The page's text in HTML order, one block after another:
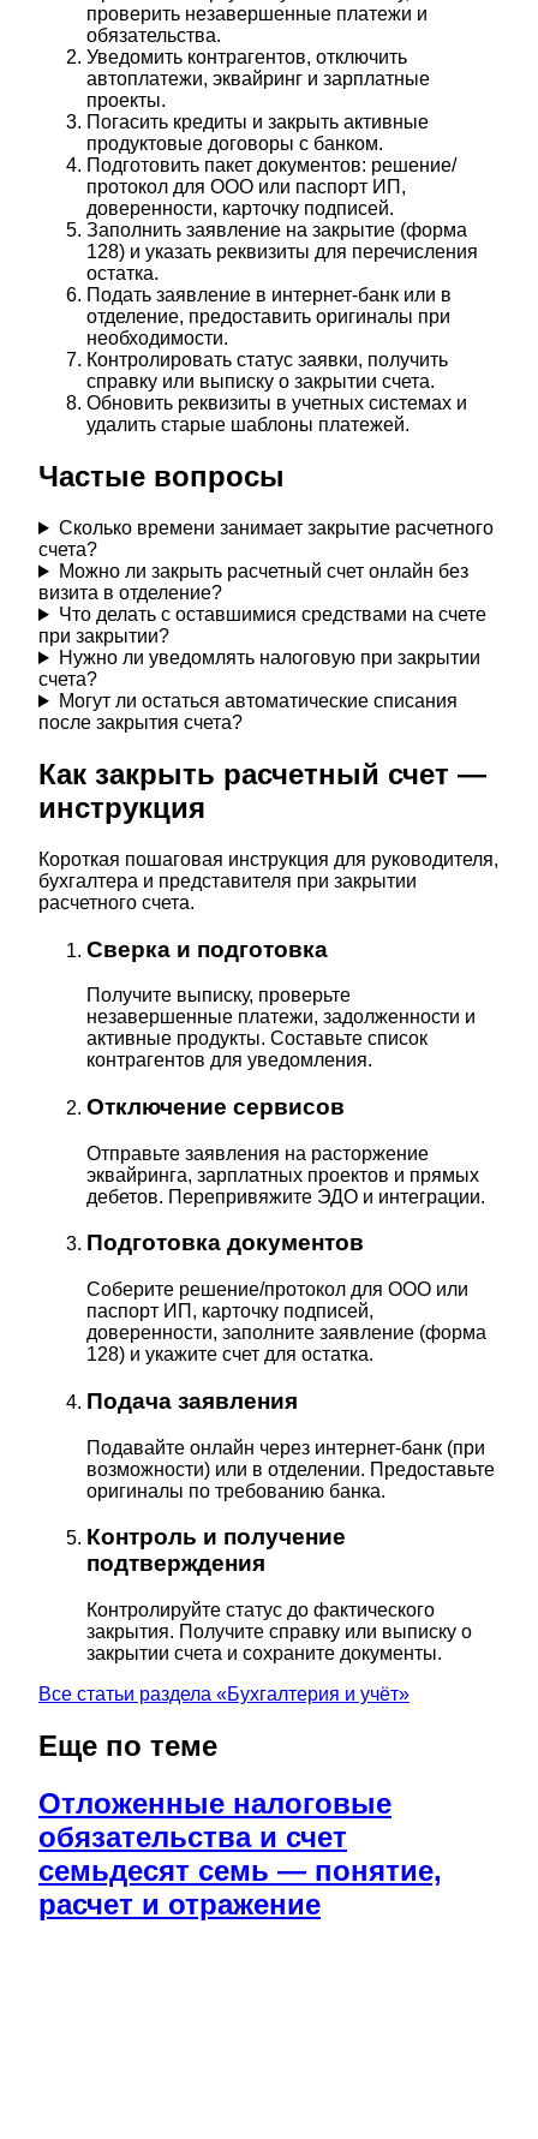
проверить незавершенные платежи и
обязательства.
Уведомить контрагентов, отключить
автоплатежи, эквайринг и зарплатные
проекты.
Погасить кредиты и закрыть активные
продуктовые договоры с банком.
Подготовить пакет документов: решение/
протокол для ООО или паспорт ИП,
доверенности, карточку подписей.
Заполнить заявление на закрытие (форма
128) и указать реквизиты для перечисления
остатка.
Подать заявление в интернет-банк или в
отделение, предоставить оригиналы при
необходимости.
Контролировать статус заявки, получить
справку или выписку о закрытии счета.
Обновить реквизиты в учетных системах и
удалить старые шаблоны платежей.
Частые вопросы
Сколько времени занимает закрытие расчетного
счета?
Можно ли закрыть расчетный счет онлайн без
визита в отделение?
Что делать с оставшимися средствами на счете
при закрытии?
Нужно ли уведомлять налоговую при закрытии
счета?
Могут ли остаться автоматические списания
после закрытия счета?
Как закрыть расчетный счет —
инструкция
Короткая пошаговая инструкция для руководителя,
бухгалтера и представителя при закрытии
расчетного счета.
Сверка и подготовка
Получите выписку, проверьте
незавершенные платежи, задолженности и
активные продукты. Составьте список
контрагентов для уведомления.
Отключение сервисов
Отправьте заявления на расторжение
эквайринга, зарплатных проектов и прямых
дебетов. Перепривяжите ЭДО и интеграции.
Подготовка документов
Соберите решение/протокол для ООО или
паспорт ИП, карточку подписей,
доверенности, заполните заявление (форма
128) и укажите счет для остатка.
Подача заявления
Подавайте онлайн через интернет-банк (при
возможности) или в отделении. Предоставьте
оригиналы по требованию банка.
Контроль и получение
подтверждения
Контролируйте статус до фактического
закрытия. Получите справку или выписку о
закрытии счета и сохраните документы.
Все статьи раздела «Бухгалтерия и учёт»
Еще по теме
Отложенные налоговые
обязательства и счет
семьдесят семь — понятие,
расчет и отражение